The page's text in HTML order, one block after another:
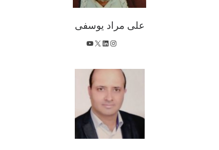
علی مراد یوسفی
اینستاگرم
لینکداین
X یوتیوب